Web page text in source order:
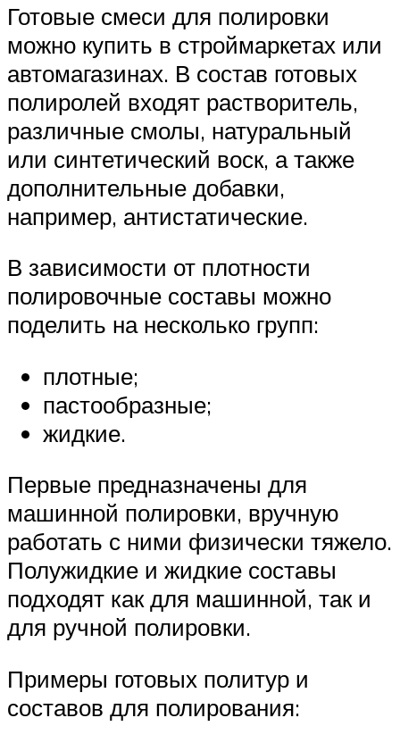
Готовые смеси для полировки
можно купить в строймаркетах или
автомагазинах. В состав готовых
полиролей входят растворитель,
различные смолы, натуральный
или синтетический воск, а также
дополнительные добавки,
например, антистатические.
В зависимости от плотности
полировочные составы можно
поделить на несколько групп:
плотные;
пастообразные;
жидкие.
Первые предназначены для
машинной полировки, вручную
работать с ними физически тяжело.
Полужидкие и жидкие составы
подходят как для машинной, так и
для ручной полировки.
Примеры готовых политур и
составов для полирования: